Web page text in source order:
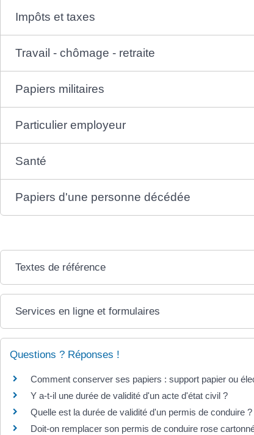
Impôts et taxes
Travail - chômage - retraite
Papiers militaires
Particulier employeur
Santé
Papiers d'une personne décédée
Textes de référence
Services en ligne et formulaires
Questions ? Réponses !
Comment conserver ses papiers : support papier ou
Y a-t-il une durée de validité d'un acte d'état civil ?
Quelle est la durée de validité d'un permis de conduire ?
Doit-on remplacer son permis de conduire rose